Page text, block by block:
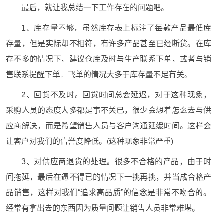
最后，就让我总结一下工作存在的问题吧。
1、库存量不够。虽然库存表上标注了每款产品最低库
存量，但是实际却不相符，有许多产品甚至已经断货。在库
存不多的情况下，建议仓库及时与生产联系下单，或者与销
售联系提醒下单，飞单的情况大多于库存量不足有关。
2、回货不及时。回货时间总会延迟，对于这种现象，
采购人员的态度大多都是事不关已，很少会想着怎么去与供
应商解决，而是希望销售人员与客户沟通延缓时间。这样会
让客户对我们的信誉度降低。(这种现象非常严重)
3、对供应商退货的处理。很多不合格的产品，由于时
间拖延，最后在逼不得已的情况下一挑再挑，并当成合格产
品销售，这样对我们“追求高品质”的信念是非常不吻合的。
经常有拿出去的东西因为质量问题让销售人员非常难堪。